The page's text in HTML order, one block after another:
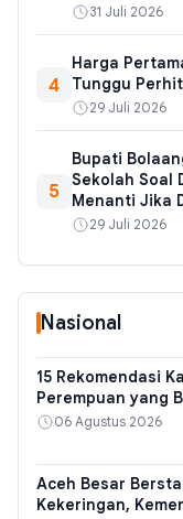
31 Juli 2026
4
Harga
Tunggu
29 Juli 2026
5
Bupati
Sekolah Soal
Menanti Jika
29 Juli 2026
Nasional
15 Rekomendasi
Perempuan yang
06 Agustus 2026
Aceh Besar
Kekeringan,